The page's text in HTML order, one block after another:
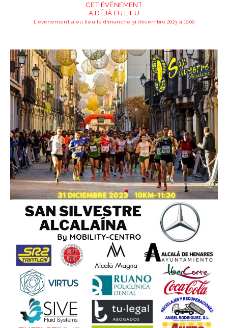
CET ÉVÉNEMENT
A DÉJÀ EU LIEU
L'événement a eu lieu le dimanche 31 décembre 2023 à 10:00